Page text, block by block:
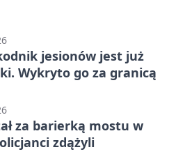
jesionów jest już
Wykryto go za granicą
za barierką mostu w
zdążyli